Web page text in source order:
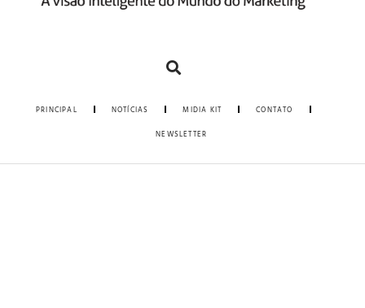
PRINCIPAL NOTÍCIAS MIDIA KIT CONTATO
NEWSLETTER